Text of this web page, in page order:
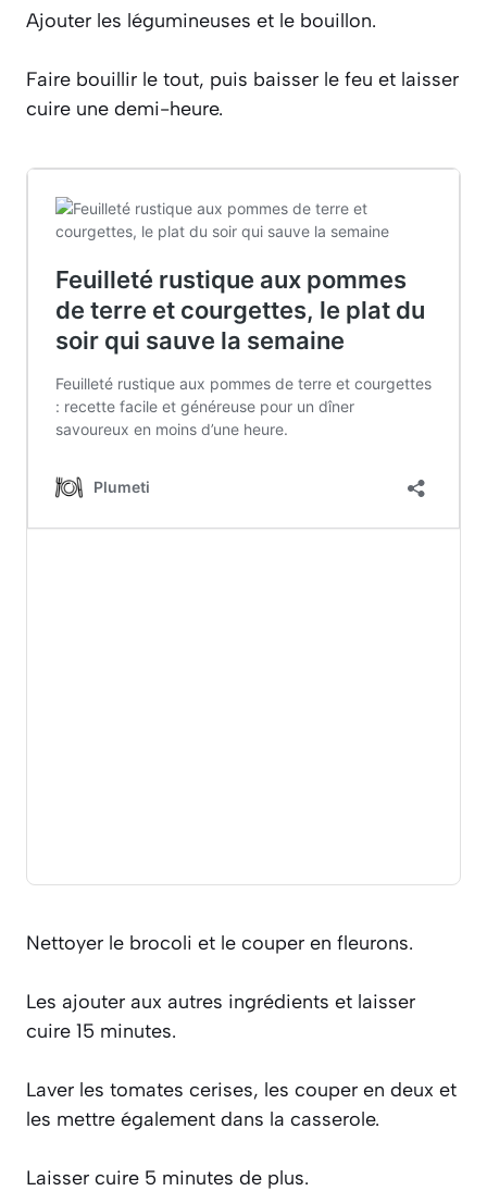
Ajouter les légumineuses et le bouillon.
Faire bouillir le tout, puis baisser le feu et laisser
cuire une demi-heure.
Nettoyer le brocoli et le couper en fleurons.
Les ajouter aux autres ingrédients et laisser
cuire 15 minutes.
Laver les tomates cerises, les couper en deux et
les mettre également dans la casserole.
Laisser cuire 5 minutes de plus.